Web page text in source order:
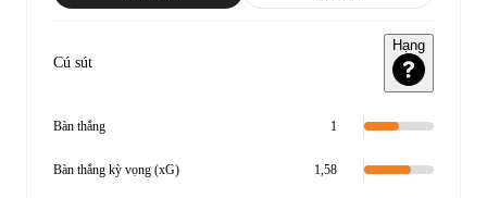
Cú sút
Hạng
Bàn thắng 1
Bàn thắng kỳ vọng (xG) 1,58